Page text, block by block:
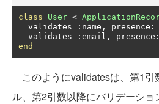
class User <
  validates
: name , presence :
  validates
: email , presence :
end
このようにvalidatesは、第1引
ル、第2引数以降にバリデーショ